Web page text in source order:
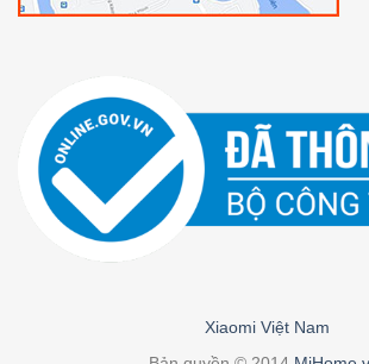
Xiaomi Việt Nam